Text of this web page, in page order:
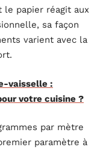
le papier réagit aux
sa façon
varient avec la
vaisselle :
votre cuisine ?
par mètre
paramètre à